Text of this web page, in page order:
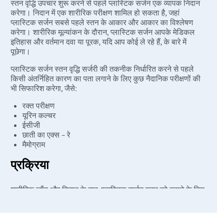
स्तन वृद्धि उपचार शुरू करने से पहले प्लास्टिक सर्जन एक व्यापक निदान
करेगा। निदान में एक शारीरिक परीक्षण शामिल हो सकता है, जहां
प्लास्टिक सर्जन सबसे पहले स्तन के आकार और आकार का विश्लेषण
करेगा। शारीरिक मूल्यांकन के दौरान, प्लास्टिक सर्जन आपके मेडिकल
इतिहास और वर्तमान दवा या पूरक, यदि आप कोई ले रहे हैं, के बारे में
पूछेगा।
प्लास्टिक सर्जन स्तन वृद्धि सर्जरी की तकनीक निर्धारित करने से पहले
किसी अंतर्निहित कारण का पता लगाने के लिए कुछ नैदानिक ​​परीक्षणों की
भी सिफारिश करेगा, जैसे:
रक्त परीक्षण
यूरिन कल्चर
ईसीजी
छाती का एक्स – रे
मैमोग्राम
प्रक्रिया
शारीरिक जाँच और निदान के बाद, प्लास्टिक सर्जन स्तन को बढ़ाने के लिए